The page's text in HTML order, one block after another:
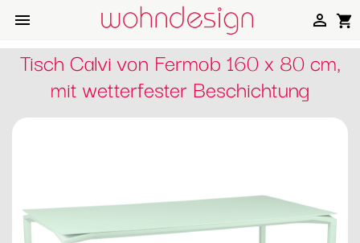
 shopping_cart

Tisch Calvi von Fermob 160 x 80 cm,
mit wetterfester Beschichtung